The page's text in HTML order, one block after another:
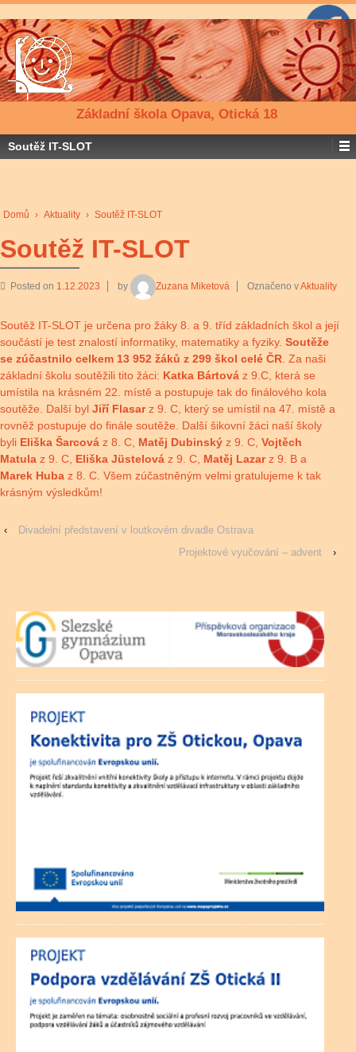
Základní škola Opava, Otická 18
Soutěž IT-SLOT
Domů › Aktuality › Soutěž IT-SLOT
Soutěž IT-SLOT
Posted on 1.12.2023 by Zuzana Miketová Označeno vAktuality
Soutěž IT-SLOT je určena pro žáky 8. a 9. tříd základních škol a její
součástí je test znalostí informatiky, matematiky a fyziky. Soutěže
se zúčastnilo celkem 13 952 žáků z 299 škol celé ČR. Za naši
základní školu soutěžili tito žáci: Katka Bártová z 9.C, která se
umístila na krásném 22. místě a postupuje tak do finálového kola
soutěže. Další byl Jiří Flasarz 9. C, který se umístil na 47. místě a
rovněž postupuje do finále soutěže. Další šikovní žáci naší školy
byli Eliška Šarcová z 8. C, Matěj Dubinský z 9. C, Vojtěch
Matula z 9. C, Eliška Jüstelová z 9. C, Matěj Lazarz 9. B a
Marek Huba z 8. C. Všem zúčastněným velmi gratulujeme k tak
krásným výsledkům!
‹
Divadelní představení v loutkovém divadle Ostrava
Projektové vyučování – advent
›